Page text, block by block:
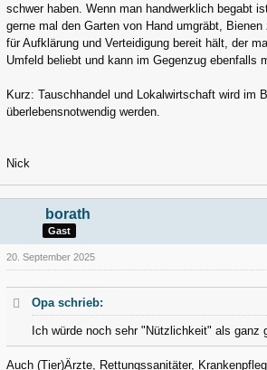
schwer haben. Wenn man handwerklich begabt
gerne mal den Garten von Hand umgräbt,
für Aufklärung und Verteidigung bereit hält, der
Umfeld beliebt und kann im Gegenzug ebenfalls
Kurz: Tauschhandel und Lokalwirtschaft wird im
überlebensnotwendig werden.
Nick
borath
Gast
20. September 2025
Opa schrieb:
Ich würde noch sehr "Nützlichkeit" als ganz
Auch (Tier)Ärzte, Rettungssanitäter,